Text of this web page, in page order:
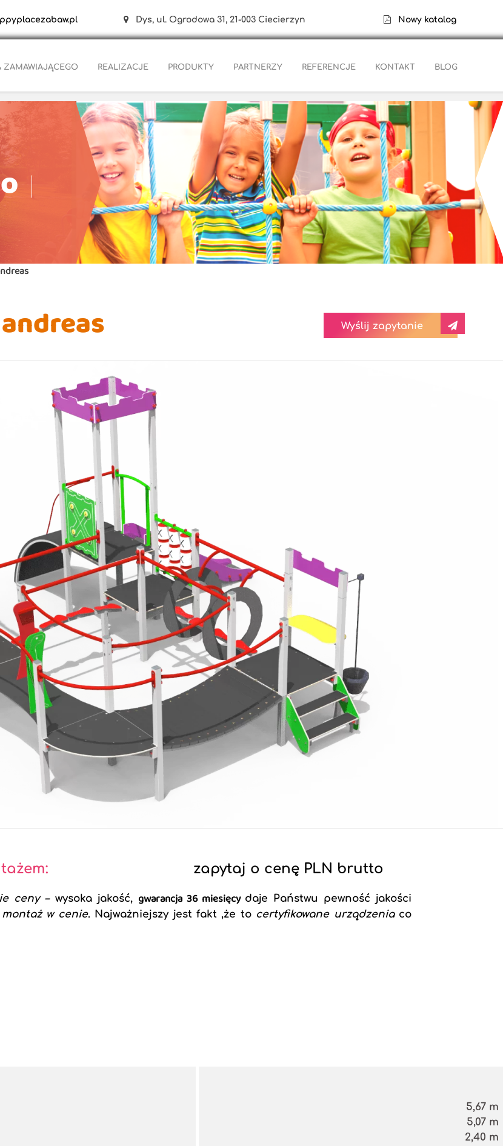
Dys, ul. Ogrodowa 31, 21-003 Ciecierzyn Nowy katalog
ZAMAWIAJĄCEGO REALIZACJE PRODUKTY PARTNERZY REFERENCJE KONTAKT BLOG
Wyślij zapytanie
zapytaj o cenę PLN brutto
ceny – wysoka jakość, gwarancja 36 miesięcy daje Państwu pewność jakości
w cenie. Najważniejszy jest fakt ,że to certyfikowane urządzenia co
5,67 m
5,07 m
2,40 m